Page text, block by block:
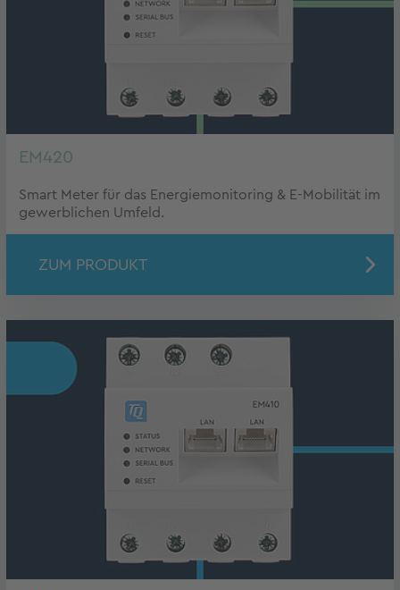
EM420
Smart Meter für das Energiemonitoring & E-Mobilität im
gewerblichen Umfeld.
ZUM PRODUKT